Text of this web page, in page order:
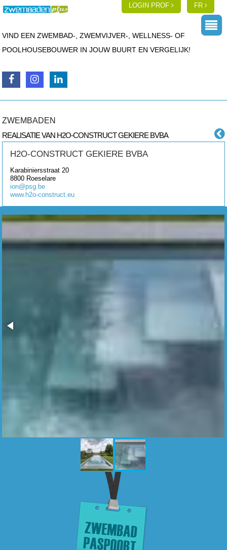
LOGIN PROF FR
VIND EEN ZWEMBAD-, ZWEMVIJVER-, WELLNESS- OF
POOLHOUSEBOUWER IN JOUW BUURT EN VERGELIJK!
ZWEMBADEN
REALISATIE VAN H2O-CONSTRUCT GEKIERE BVBA
H2O-CONSTRUCT GEKIERE BVBA
Karabiniersstraat 20
8800 Roeselare
ion@psg.be
www.h2o-construct.eu